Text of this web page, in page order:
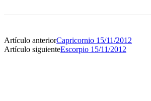
Artículo anteriorCapricornio 15/11/2012
Artículo siguienteEscorpio 15/11/2012